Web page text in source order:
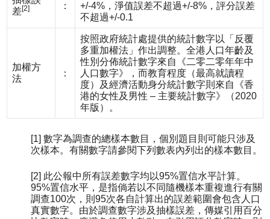
差[2] ：
+/-4%，淨值誤差不超過+/-8%，評分誤差
不超過+/-0.1
加權方
法
：
按照政府統計處提供的統計數字以「反覆
多重加權法」作出調整。全港人口年齡及
性別分佈統計數字來自《二零二零年年中
人口數字》，而教育程度（最高就讀程
度）及經濟活動身分統計數字則來自《香
港的女性及男性 – 主要統計數字》（2020
年版）。
[1] 數字為調查的總樣本數目，個別題目則可能只涉及
次樣本。有關數字請參閱下列數表內列出的樣本數目。
[2] 此公報中所有誤差數字均以95%置信水平計算。
95%置信水平，是指倘若以不同隨機樣本重複進行有關
調查100次，則95次各自計算出的誤差範圍會包含人口
真實數字。由於調查數字涉及抽樣誤差，傳媒引用百分